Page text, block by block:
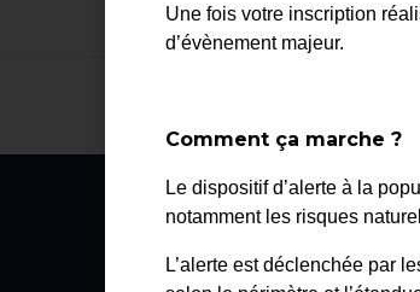
2 avenue de l’Europe Unie,
Une fois votre inscription
d’évènement majeur.
Comment ça marche ?
Le dispositif d’alerte à la
notamment les risques
L’alerte est déclenchée par